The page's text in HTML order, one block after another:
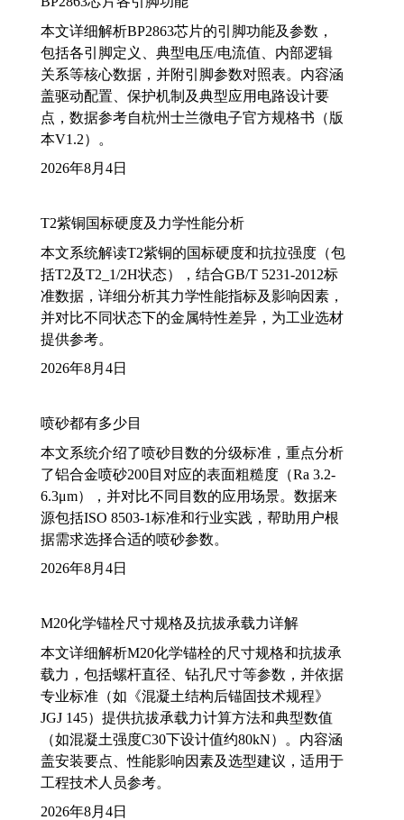
本文详细解析BP2863芯片的引脚功能及参数，
包括各引脚定义、典型电压/电流值、内部逻辑
关系等核心数据，并附引脚参数对照表。内容涵
盖驱动配置、保护机制及典型应用电路设计要
点，数据参考自杭州士兰微电子官方规格书（版
本V1.2）。
2026年8月4日
T2紫铜国标硬度及力学性能分析
本文系统解读T2紫铜的国标硬度和抗拉强度（包
括T2及T2_1/2H状态），结合GB/T 5231-2012标
准数据，详细分析其力学性能指标及影响因素，
并对比不同状态下的金属特性差异，为工业选材
提供参考。
2026年8月4日
喷砂都有多少目
本文系统介绍了喷砂目数的分级标准，重点分析
了铝合金喷砂200目对应的表面粗糙度（Ra 3.2-
6.3μm），并对比不同目数的应用场景。数据来
源包括ISO 8503-1标准和行业实践，帮助用户根
据需求选择合适的喷砂参数。
2026年8月4日
M20化学锚栓尺寸规格及抗拔承载力详解
本文详细解析M20化学锚栓的尺寸规格和抗拔承
载力，包括螺杆直径、钻孔尺寸等参数，并依据
专业标准（如《混凝土结构后锚固技术规程》
JGJ 145）提供抗拔承载力计算方法和典型数值
（如混凝土强度C30下设计值约80kN）。内容涵
盖安装要点、性能影响因素及选型建议，适用于
工程技术人员参考。
2026年8月4日